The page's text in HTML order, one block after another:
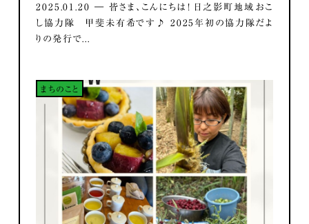
2025.01.20 ― 皆さま、こんにちは！ 日之影町地域おこ
し協力隊 甲斐未有希です♪ 2025年初の協力隊だよ
りの発行で...
まちのこと